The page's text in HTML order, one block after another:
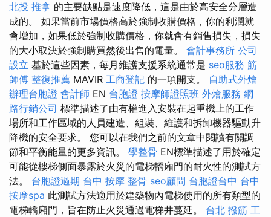
北投 推拿 的主要缺點是速度降低，這是由於高安全分層造
成的。 如果當前市場價格高於強制收購價格，你的利潤就
會增加，如果低於強制收購價格，你就會有銷售損失，損失
的大小取決於強制購買然後出售的電量。 會計事務所 公司
設立 基於這些因素，每月維護支援系統通常是 seo服務 筋
師傅 整復推薦 MAVIR 工商登記 的一項開支。 自助式外燴
辦理台胞證 會計師 EN 台胞證 按摩師證照班 外燴服務 網
路行銷公司 標準描述了由有權進入安裝在起重機上的工作
場所和工作區域的人員建造、組裝、維護和拆卸機器驅動升
降機的安全要求。 您可以在我們之前的文章中閱讀有關調
節和平衡能量的更多資訊。 學整骨 EN標準描述了用於確定
可能從樓梯側面暴露於火災的電梯轎廂門的耐火性的測試方
法。 台胞證過期 台中 按摩 整骨 seo顧問 台胞證台中 台中
按摩spa 此測試方法適用於建築物內電梯使用的所有類型的
電梯轎廂門，旨在防止火災通過電梯井蔓延。 台北 撥筋 工